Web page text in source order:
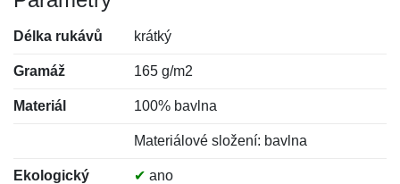
Délka rukávů krátký
Gramáž 165 g/m2
Materiál 100% bavlna
Materiálové složení: bavlna
Ekologický
✔ ano